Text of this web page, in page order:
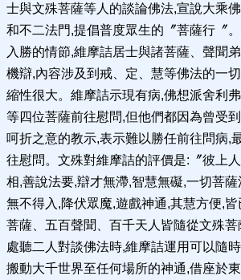
士與文殊菩薩等人的談論佛法,宣說大乘
和不二法門,提倡普度眾生的〞菩薩行〞
入勝的情節,維摩詰居士與諸菩薩、聲聞
機辯,內容涉及到戒、定、慧等佛法的一
縮性很大。維摩詰示現有病,佛想派舍利
等四位菩薩前往慰問,但他們都因為曾受
呵折之意的教示,表示難以勝任前往問病,
往慰問。文殊對維摩詰的評價是:〞彼上
相,善說法要,辯才無滯,智慧無礙,一切菩
無不得入,降伏眾魔,遊戲神通,其慧方便,
菩薩、五百聲聞、百千天人皆隨從文殊
處聽二人對談佛法時,維摩詰運用可以隨
搬動大千世界至任何場所的神通,借座於